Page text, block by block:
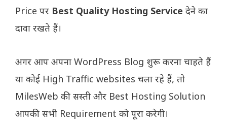
Price पर Best Quality Hosting Service देने का
दावा रखते हैं।
अगर आप अपना WordPress Blog शुरू करना चाहते हैं
या कोई High Traffic websites चला रहे हैं, तो
MilesWeb की सस्ती और Best Hosting Solution
आपकी सभी Requirement को पूरा करेगी।